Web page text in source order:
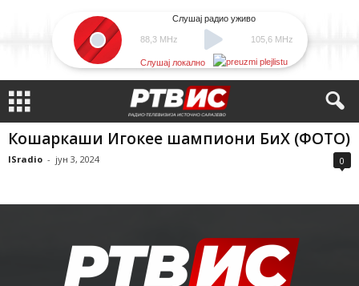
88,3 MHz
Слушај радио уживо
105,6 MHz
Слушај локално
Кошаркаши Игокее шампиони БиХ (ФОТО)
ISradio - јун 3, 2024 0